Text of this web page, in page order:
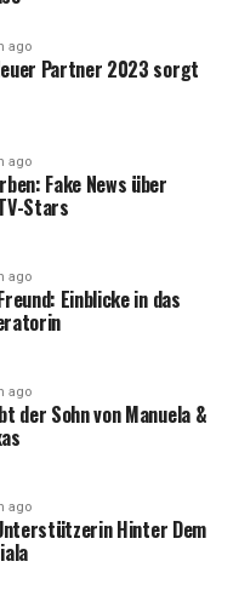
ago
Partner 2023 sorgt
ago
Fake News über
Stars
ago
Einblicke in das
ago
der Sohn von Manuela &
ago
Hinter Dem